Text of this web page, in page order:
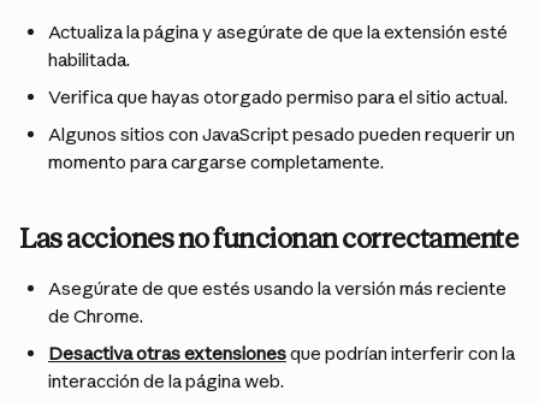
Actualiza la página y asegúrate de que la extensión esté
habilitada.
Verifica que hayas otorgado permiso para el sitio actual.
Algunos sitios con JavaScript pesado pueden requerir un
momento para cargarse completamente.
Las acciones no funcionan correctamente
Asegúrate de que estés usando la versión más reciente
de Chrome.
Desactiva otras extensiones que podrían interferir con la
interacción de la página web.